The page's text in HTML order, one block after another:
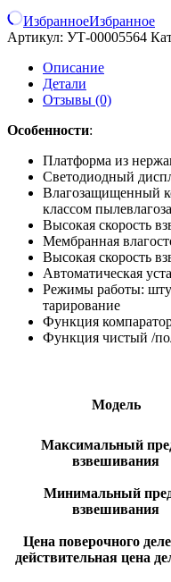
ИзбранноеИзбранное
Артикул: УТ-00005564
Описание
Детали
Отзывы (0)
Особенности:
Платформа из
Светодиодный
Влагозащищенный
классом
Высокая скорость
Мембранная
Высокая скорость
Автоматическая
Режимы работы:
тарирование
Функция
Функция чистый /
Модель
Максимальный
взвешивания
Минимальный
взвешивания
Цена поверочного
действительная цена